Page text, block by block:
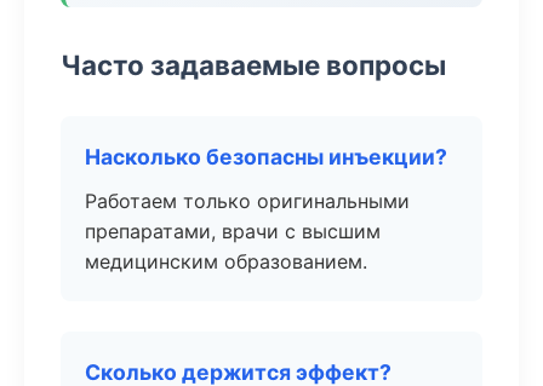
Часто задаваемые вопросы
Насколько безопасны инъекции?
Работаем только оригинальными
препаратами, врачи с высшим
медицинским образованием.
Сколько держится эффект?